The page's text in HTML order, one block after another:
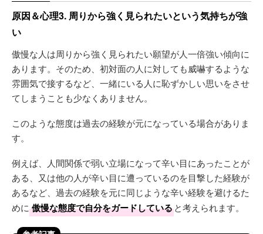
原因＆心理3. 周りから強く見られたいという気持ちが強
い
傲慢な人は周りから強く見られたい願望が人一倍強い傾向に
あります。そのため、初対面の人に対しても威嚇するような
雰囲気で接するなど、一緒にいる人に恥ずかしい思いをさせ
てしまうことも少なくありません。
このような態度は過去の経験が元になっている場合がありま
す。
例えば、人間関係で弱い立場になって辛い目にあったことが
ある、又は他の人が辛い目に遭っているのを目撃した経験が
あるなど、過去の経験を元に同じような辛い経験を避けるた
めに 傲慢な態度で自分をガードしていると考えられます。